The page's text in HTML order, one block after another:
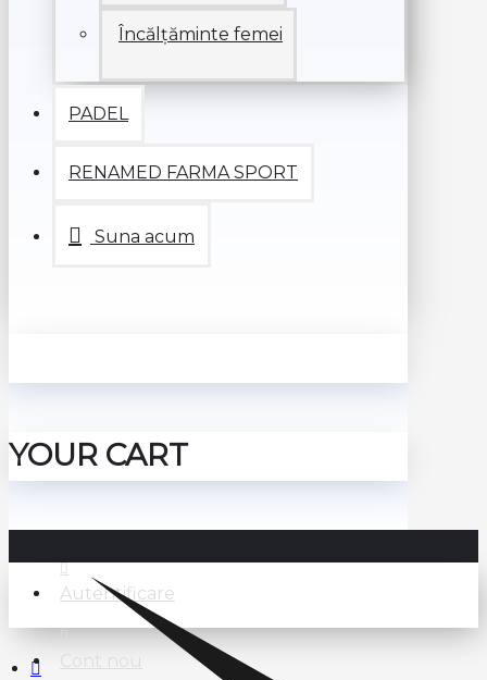
Încălțăminte femei
PADEL
RENAMED FARMA SPORT
Suna acum
YOUR CART
Autentificare